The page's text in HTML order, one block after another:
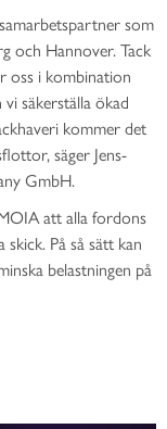
som
och Hannover. Tack
oss i kombination
säkerställa ökad
kommer det
säger Jens-
GmbH.
att alla fordons
På så sätt kan
belastningen på